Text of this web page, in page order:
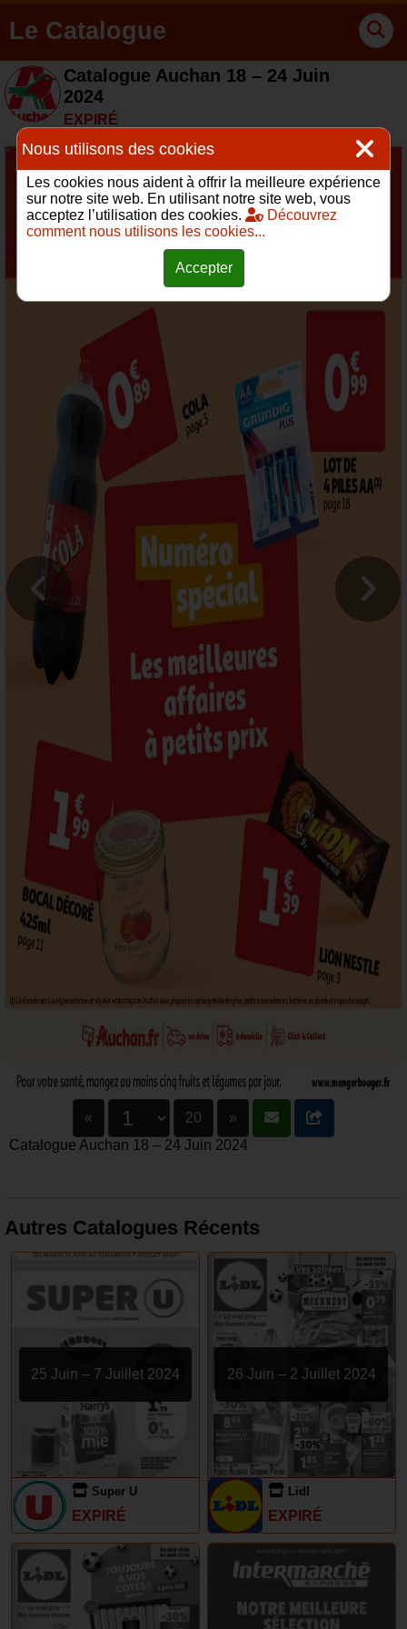
Le Catalogue
Catalogue Auchan 18 – 24 Juin
2024
EXPIRÉ
« 20
»
Catalogue Auchan 18 – 24 Juin 2024
Autres Catalogues Récents
25 Juin – 7 Juillet 2024
Super U
EXPIRÉ
26 Juin – 2 Juillet 2024
Lidl
EXPIRÉ
Nous utilisons des cookies
Les cookies nous aident à offrir la meilleure expérience
sur notre site web. En utilisant notre site web, vous
acceptez l’utilisation des cookies.
Découvrez
comment nous utilisons les cookies...
Accepter